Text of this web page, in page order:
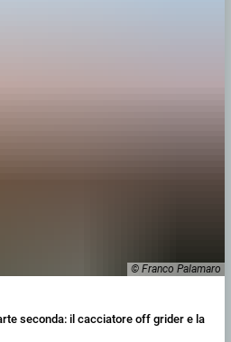
© Franco Palamaro
seconda: il cacciatore off grider e la